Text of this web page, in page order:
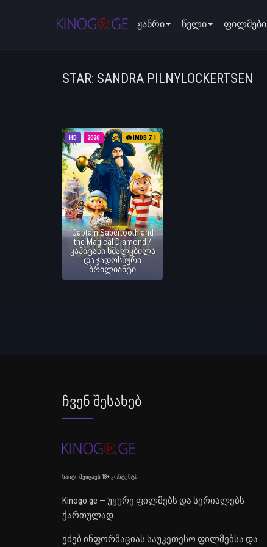
ჟანრი წელი ფილმები
STAR: SANDRA PILNYLOCKERTSEN
HD 2020 IMDB 7.1
Captain Sabertooth and
the Magical Diamond /
კაპიტანი ხმალკბილა
და ჯადოსნური
ბრილიანტი
Ჩვენ Შესახებ
საიტი შეიცავს 18+ კონტენტს
Kinogo.ge — უყურე ფილმებს და სერიალებს
ქართულად.
ეძებ ინფორმაციას საუკეთესო ფილმებსა და